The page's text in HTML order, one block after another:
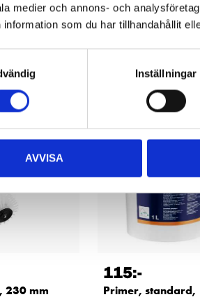
medier och annons- och
information som du har tillhandahållit
Inställningar
AVVISA
Other
230 mm
115:-
Primer, standard,